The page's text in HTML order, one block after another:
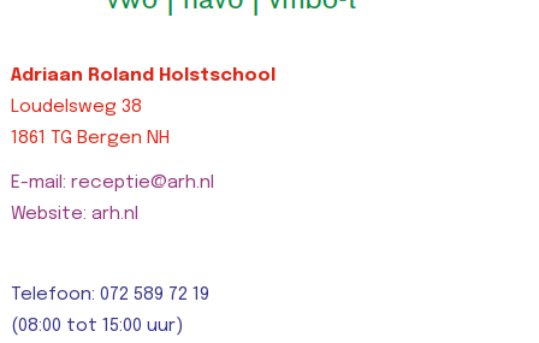
Adriaan Roland Holstschool
Loudelsweg 38
1861 TG Bergen NH
E-mail: receptie@arh.nl
Website: arh.nl
Telefoon: 072 589 72 19
(08:00 tot 15:00 uur)